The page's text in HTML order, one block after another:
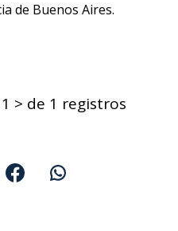
de Buenos Aires.
> de 1 registros